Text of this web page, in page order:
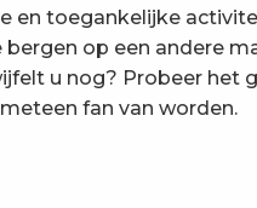
en toegankelijke
op een andere
u nog? Probeer het
fan van worden.